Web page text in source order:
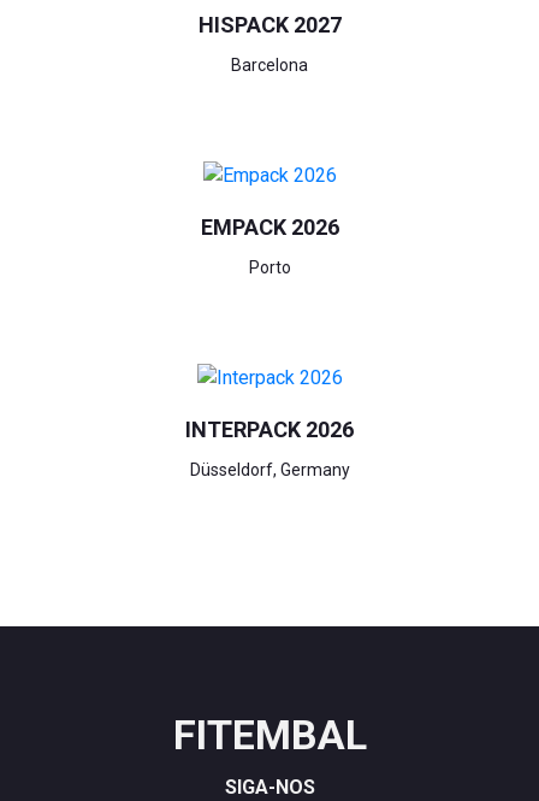
HISPACK 2027
Barcelona
EMPACK 2026
Porto
INTERPACK 2026
Düsseldorf, Germany
FITEMBAL
SIGA-NOS